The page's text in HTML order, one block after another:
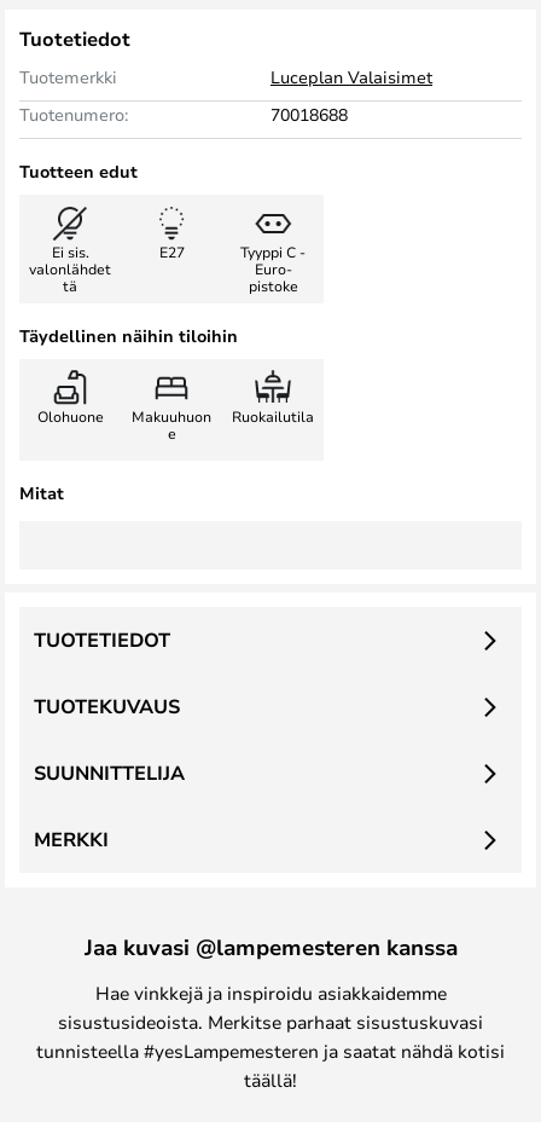
Tuotetiedot
Tuotemerkki
Luceplan Valaisimet
Tuotenumero:
70018688
Tuotteen edut
Ei sis.
valonlähdet
tä
E27
Tyyppi C -
Euro-
pistoke
Täydellinen näihin tiloihin
Olohuone
Makuuhuon
e
Ruokailutila
Mitat
TUOTEKUVAUS
TUOTETIEDOT
SUUNNITTELIJA
MERKKI
Jaa kuvasi @lampemesteren kanssa
Hae vinkkejä ja inspiroidu asiakkaidemme
sisustusideoista. Merkitse parhaat sisustuskuvasi
tunnisteella #yesLampemesteren ja saatat nähdä kotisi
täällä!